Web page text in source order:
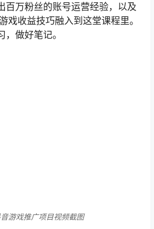
百万粉丝的账号运营经验，以及
戏收益技巧融入到这堂课程里。
做好笔记。